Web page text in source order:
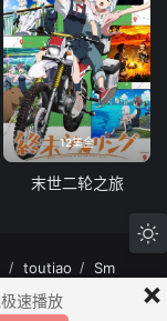
12集全
末世二轮之旅
toutiao Sm
动漫网站所有内容均来
源上传、存储服务。
×
速播放